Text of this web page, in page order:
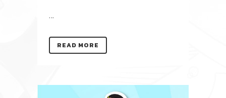
...
READ MORE